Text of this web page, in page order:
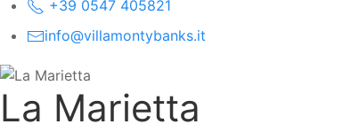
+39 0547 405821
info@villamontybanks.it
La Marietta